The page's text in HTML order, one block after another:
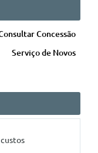
Concessão
Serviço de Novos